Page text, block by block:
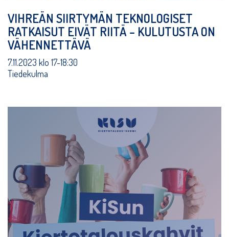
VIHREÄN SIIRTYMÄN TEKNOLOGISET
RATKAISUT EIVÄT RIITÄ – KULUTUSTA ON
VÄHENNETTÄVÄ
7.11.2023 klo 17-18:30
Tiedekulma